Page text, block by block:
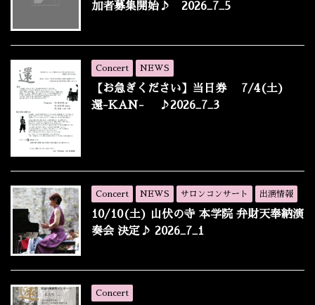
加者募集開始♪ 2026_7_5
Concert NEWS
【お急ぎください】当日券 7/4(土)
還-KAN- ♪2026_7_3
Concert NEWS サロンコンサート 出演情報
10/10(土) 山伏の寺 本学院 弁財天奉納演
奏会 決定♪ 2026_7_1
Concert